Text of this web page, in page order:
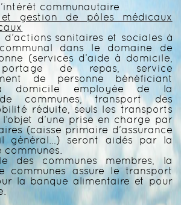
communautaire
et gestion de pôles médicaux
d’actions sanitaires et sociales à
dans le domaine de
(services d’aide à domicile,
de repas, service
de personne bénéficiant
domicile employée de la
communes, transport des
réduite, seuls les transports
d’une prise en charge par
(caisse primaire d’assurance
général…) seront aidés par la
communes.
des communes membres, la
communes assure le transport
la banque alimentaire et pour